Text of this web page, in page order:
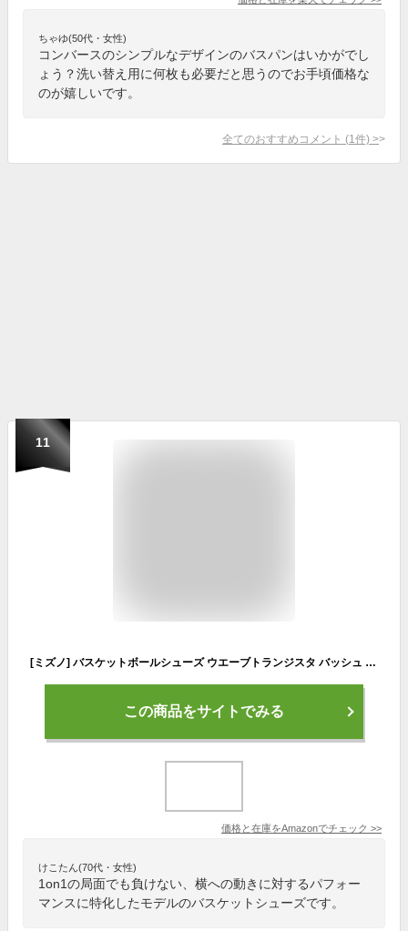
ちゃゆ(50代・女性)
コンバースのシンプルなデザインのバスパンはいかがでし
ょう？洗い替え用に何枚も必要だと思うのでお手頃価格な
のが嬉しいです。
全てのおすすめコメント (1 件) >
11
[ミズノ] バスケットボールシューズ ウエーブトランジスタ バッシュ バスケ インドア 屋内 部活 ホワイト×ブルー 29.0 cm 2.5E
この商品をサイトでみる
価格と在庫をAmazonでチェック >>
けこたん(70代・女性)
1on1の局面でも負けない、横への動きに対するパフォー
マンスに特化したモデルのバスケットシューズです。